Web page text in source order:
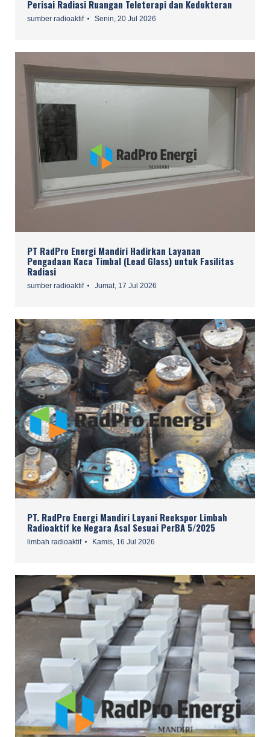
Perisai Radiasi Ruangan Teleterapi dan Kedokteran
sumber radioaktif Senin, 20 Jul 2026
PT RadPro Energi Mandiri Hadirkan Layanan
Pengadaan Kaca Timbal (Lead Glass) untuk Fasilitas
Radiasi
sumber radioaktif Jumat, 17 Jul 2026
PT. RadPro Energi Mandiri Layani Reekspor Limbah
Radioaktif ke Negara Asal Sesuai PerBA 5/2025
limbah radioaktif Kamis, 16 Jul 2026